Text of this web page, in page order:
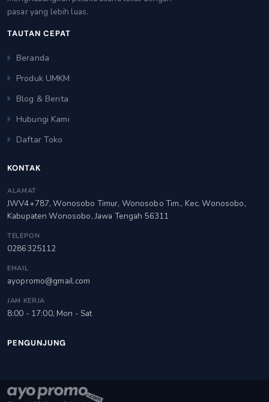
pasar yang lebih luas.
TAUTAN CEPAT
Beranda
Produk UMKM
Blog & Berita
Hubungi Kami
Daftar Toko
KONTAK
ALAMAT
JWV4+787, Wonosobo Timur, Wonosobo Tim., Kec. Wonosobo,
Kabupaten Wonosobo, Jawa Tengah 56311
TELEPON
0286325112
EMAIL
ayopromo@gmail.com
JAM KERJA
8:00 - 17:00, Mon - Sat
PENGUNJUNG